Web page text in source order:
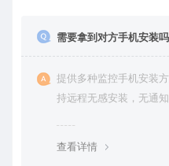
需要拿到对方手机安装
提供多种监控手机安装
持远程无感安装，无通
查看详情